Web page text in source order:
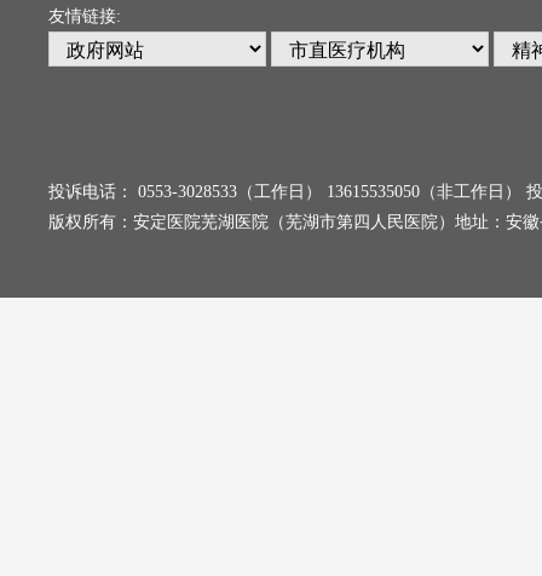
友情链接:
投诉电话： 0553-3028533（工作日） 13615535050（非工作日）
版权所有：安定医院芜湖医院（芜湖市第四人民医院）地址：